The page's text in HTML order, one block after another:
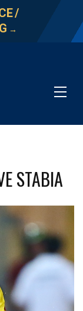
/
→
STABIA